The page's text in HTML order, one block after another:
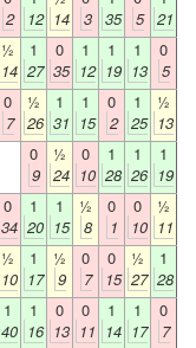
2
12 14
3
35
5
21
½
14
1
27
0
35
1
12
1
19
1
13
0
5
0
7
½
26
1
31
1
15
0
2
1
25
½
13
0
9
½
24
0
10
1
28
1
26
1
19
0
34
1
20
1
15
½
8
0
1
0
10
½
11
½
10
1
17
½
9
0
7
0
15
½
27
1
28
1
40
1
16
0
13
0
11
1
14
1
17
0
7